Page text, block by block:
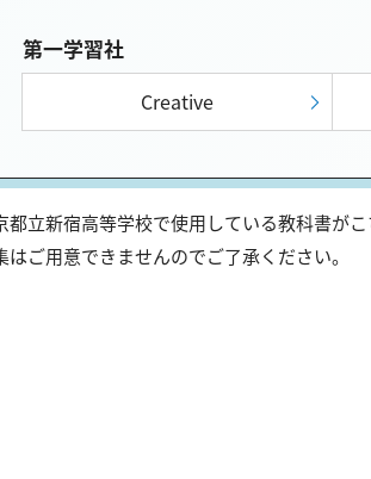
第一学習社
Creative
都立新宿高等学校で使用している教科書が
はご用意できませんのでご了承ください。